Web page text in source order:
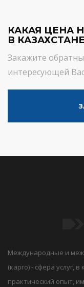
КАКАЯ ЦЕНА
В
Закажите
интересующей
Международные и
(карго) - сфера услуг,
практический опыт,